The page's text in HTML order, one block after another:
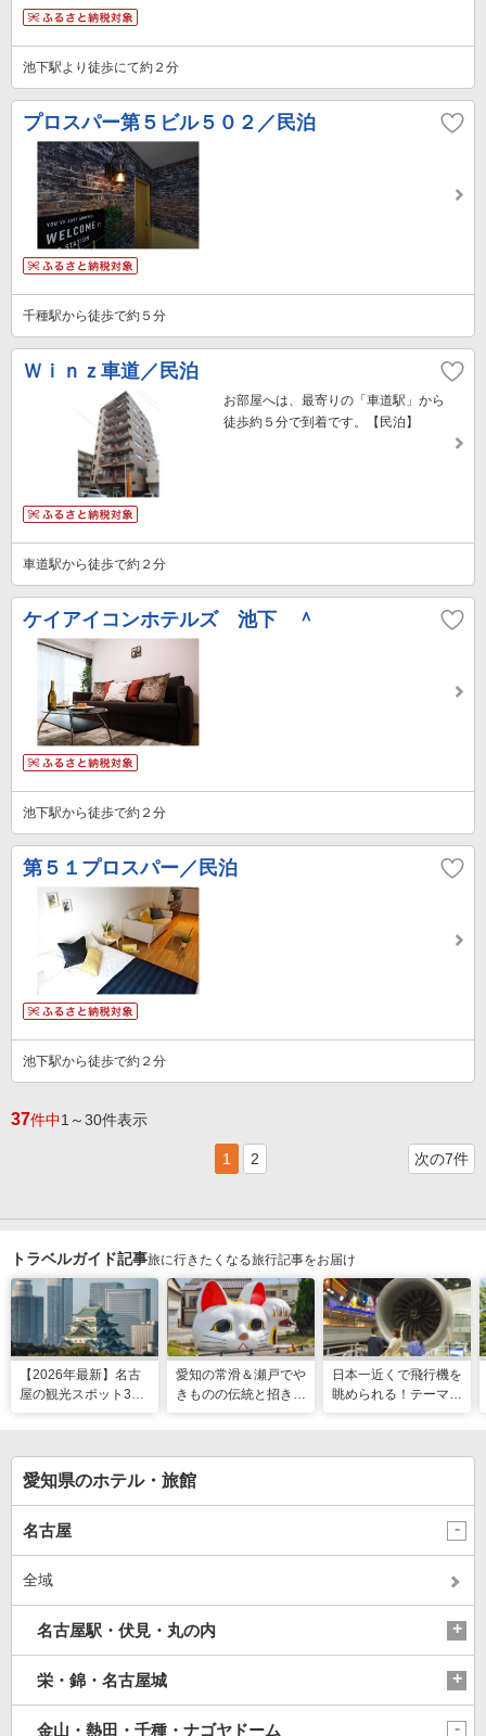
池下駅より徒歩にて約２分
プロスパー第５ビル５０２／民泊
千種駅から徒歩で約５分
Ｗｉｎｚ車道／民泊
お部屋へは、最寄りの「車道駅」から
徒歩約５分で到着です。【民泊】
車道駅から徒歩で約２分
ケイアイコンホテルズ 池下 ＾
池下駅から徒歩で約２分
第５１プロスパー／民泊
池下駅から徒歩で約２分
37件中1～30件表示
1 2 次の7件
トラベルガイド記事旅に行きたくなる旅行記事をお届け
【2026年最新】名古
屋の観光スポット34
設や絶景スポットまで
愛知の常滑＆瀬戸でや
きものの伝統と招き猫
日本一近くで飛行機を
眺められる！テーマパ
愛知県のホテル・旅館
名古屋
全域
名古屋駅・伏見・丸の内
栄・錦・名古屋城
金山・熱田・千種・ナゴヤドーム